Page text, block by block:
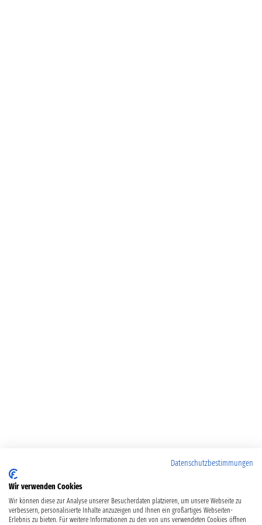
Datenschutzbestimmungen
Wir verwenden Cookies
Wir können diese zur Analyse unserer Besucherdaten platzieren, um unsere Webseite zu
verbessern, personalisierte Inhalte anzuzeigen und Ihnen ein großartiges Webseiten-
Erlebnis zu bieten. Für weitere Informationen zu den von uns verwendeten Cookies öffnen